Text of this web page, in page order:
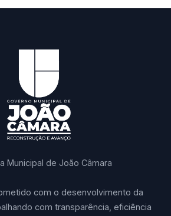
Municipal de João Câmara
com o desenvolvimento da
com transparência, eficiência